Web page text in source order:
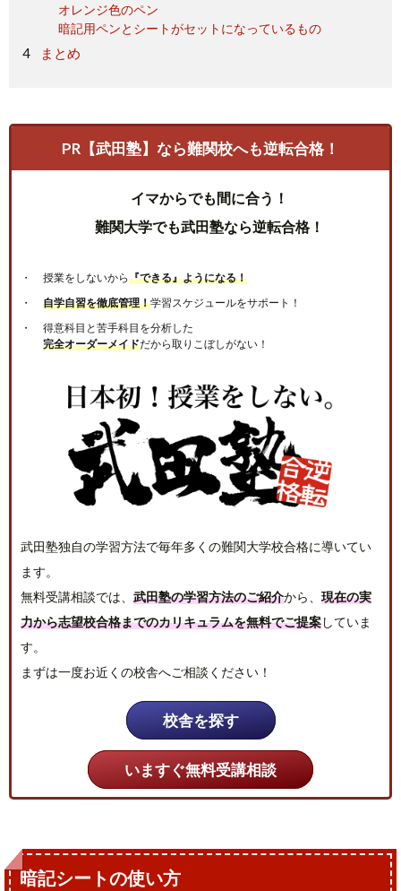
オレンジ色のペン
暗記用ペンとシートがセットになっているもの
まとめ
PR【武田塾】なら難関校へも逆転合格！
イマからでも間に合う！
難関大学でも武田塾なら逆転合格！
授業をしないから『できる』ようになる！
自学自習を徹底管理！学習スケジュールをサポート！
得意科目と苦手科目を分析した
完全オーダーメイドだから取りこぼしがない！
武田塾独自の学習方法で毎年多くの難関大学校合格に導いてい
ます。
無料受講相談では、 武田塾の学習方法のご紹介から、 現在の実
力から志望校合格までのカリキュラムを無料でご提案していま
す。
まずは一度お近くの校舎へご相談ください！
校舎を探す
いますぐ無料受講相談
暗記シートの使い方